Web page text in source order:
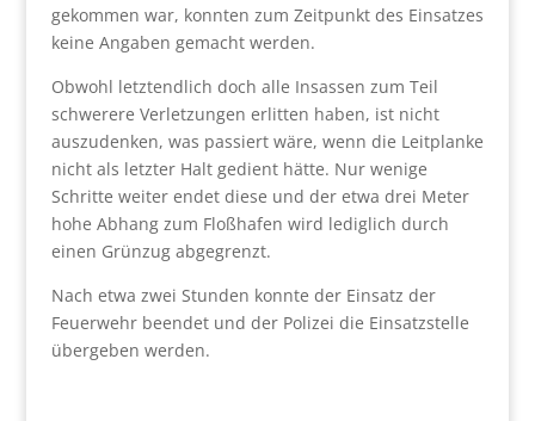
gekommen war, konnten zum Zeitpunkt des Einsatzes
keine Angaben gemacht werden.
Obwohl letztendlich doch alle Insassen zum Teil
schwerere Verletzungen erlitten haben, ist nicht
auszudenken, was passiert wäre, wenn die Leitplanke
nicht als letzter Halt gedient hätte. Nur wenige
Schritte weiter endet diese und der etwa drei Meter
hohe Abhang zum Floßhafen wird lediglich durch
einen Grünzug abgegrenzt.
Nach etwa zwei Stunden konnte der Einsatz der
Feuerwehr beendet und der Polizei die Einsatzstelle
übergeben werden.